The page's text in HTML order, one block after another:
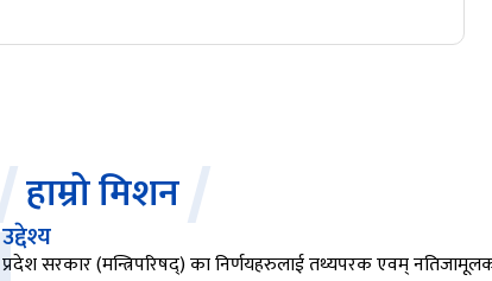
हाम्रो मिशन
उद्देश्य
प्रदेश सरकार (मन्त्रिपरिषद्) का निर्णयहरुलाई तथ्यपरक एवम्